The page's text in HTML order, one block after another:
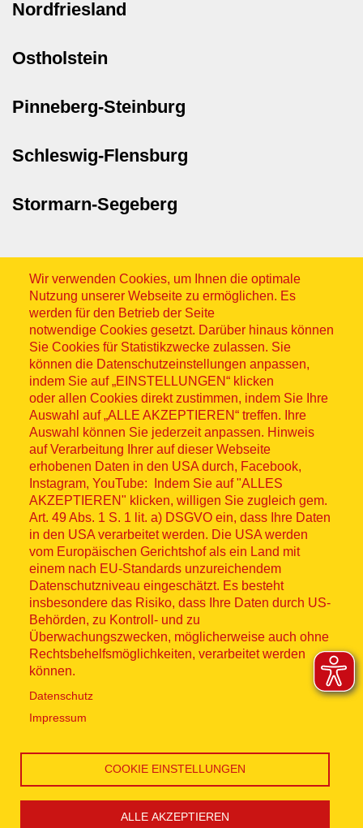
Nordfriesland
Ostholstein
Pinneberg-Steinburg
Schleswig-Flensburg
Stormarn-Segeberg
Wir verwenden Cookies, um Ihnen die optimale
Nutzung unserer Webseite zu ermöglichen. Es
werden für den Betrieb der Seite
notwendige Cookies gesetzt. Darüber hinaus können
Sie Cookies für Statistikzwecke zulassen. Sie
können die Datenschutzeinstellungen anpassen,
indem Sie auf „EINSTELLUNGEN“ klicken
oder allen Cookies direkt zustimmen, indem Sie Ihre
Auswahl auf „ALLE AKZEPTIEREN“ treffen. Ihre
Auswahl können Sie jederzeit anpassen. Hinweis
auf Verarbeitung Ihrer auf dieser Webseite
erhobenen Daten in den USA durch, Facebook,
Instagram, YouTube: Indem Sie auf "ALLES
AKZEPTIEREN" klicken, willigen Sie zugleich gem.
Art. 49 Abs. 1 S. 1 lit. a) DSGVO ein, dass Ihre Daten
in den USA verarbeitet werden. Die USA werden
vom Europäischen Gerichtshof als ein Land mit
einem nach EU-Standards unzureichendem
Datenschutzniveau eingeschätzt. Es besteht
insbesondere das Risiko, dass Ihre Daten durch US-
Behörden, zu Kontroll- und zu
Überwachungszwecken, möglicherweise auch ohne
Rechtsbehelfsmöglichkeiten, verarbeitet werden
können.
Datenschutz
Impressum
COOKIE EINSTELLUNGEN
ALLE AKZEPTIEREN
Sitemap
© ASB 2026
Fußzeilenmenü
Impressum
Datenschutz
Kontakt
Hinweisgebersystem
Lieferkette
Widerruf
Social Media